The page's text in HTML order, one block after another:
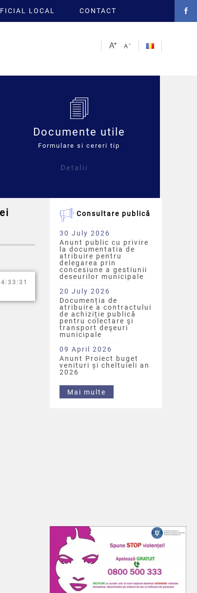
LOCAL CONTACT
Documente utile
Formulare si cereri tip
Detalii
Consultare publică
30 July 2026
Anunt public cu privire
la documentatia de
atribuire pentru
delegarea prin
concesiune a gestiunii
deseurilor municipale
20 July 2026
Documenția de
atribuire a contractului
de achiziție publică
pentru colectare şi
transport deşeuri
municipale
09 April 2026
Anunt Proiect buget
venituri și cheltuieli an
2026
Mai multe